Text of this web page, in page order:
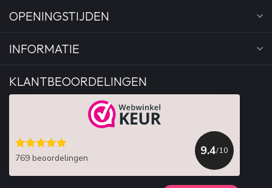
OPENINGSTIJDEN
INFORMATIE
KLANTBEOORDELINGEN
769 beoordelingen
9.4/10